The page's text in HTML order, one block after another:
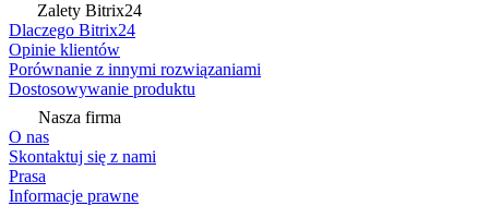
Zalety Bitrix24
Dlaczego Bitrix24
Opinie klientów
Porównanie z innymi rozwiązaniami
Dostosowywanie produktu
Nasza firma
O nas
Skontaktuj się z nami
Prasa
Informacje prawne